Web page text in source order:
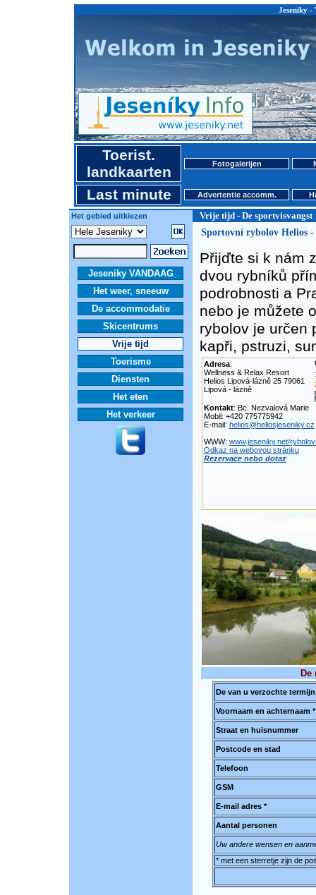
Jeseniky -
Toerist.
landkaarten
Fotogalerijen
Last minute Advertentie accomm.
Het gebied uitkiezen Vrije tijd - De sportvisvangst
Jeseniky VANDAAG
Het weer, sneeuw
De accommodatie
Skicentrums
Vrije tijd
Toerisme
Diensten
Het eten
Het verkeer
Sportovní rybolov Helios -
Přijďte si k nám
dvou rybníků
podrobnosti a
nebo je můžete
rybolov je určen
kapři, pstruzi,
Adresa:
Wellness & Relax Resort
Helios Lipová-lázně 25 79061
Lipová - lázně
Kontakt: Bc. Nezvalová Marie
Mobil: +420 775775942
E-mail: helios@heliosjeseniky.cz
WWW: www.jeseniky.net/
Odkaz na webovou stránku
Rezervace nebo dotaz
De
De van u verzochte termijn
Voornaam en achternaam *
Straat en huisnummer
Postcode en stad
Telefoon
GSM
E-mail adres *
Aantal personen
Uw andere wensen en
* met een sterretje zijn de